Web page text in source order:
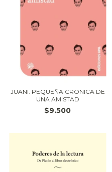
JUANI. PEQUEÑA CRONICA DE
UNA AMISTAD
$9.500